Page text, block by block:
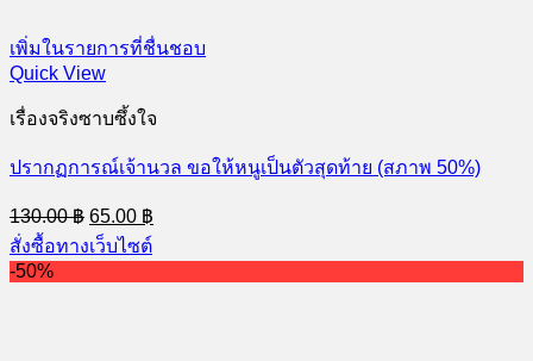
เพิ่มในรายการที่ชื่นชอบ
Quick View
เรื่องจริงซาบซึ้งใจ
ปรากฏการณ์เจ้านวล ขอให้หนูเป็นตัวสุดท้าย (สภาพ 50%)
130.00฿ Original
price
was:
130.00 ฿.
65.00 ฿
price
65.00 ฿.
สั่งซื้อทางเว็บไซต์
-50%